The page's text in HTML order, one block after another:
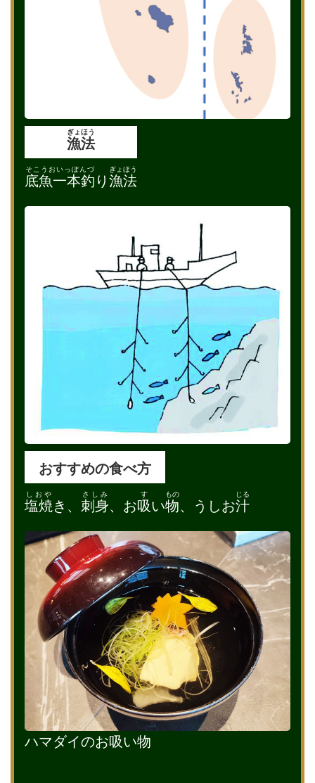
漁法
ぎょほう
底魚一本釣
そこうおいっぽんづ
り 漁法
ぎょほう
おすすめの食べ方
塩焼
しおや
き、 刺身
さしみ
、お吸
す
い物
もの
、うしお汁
じる
ハマダイのお吸い物